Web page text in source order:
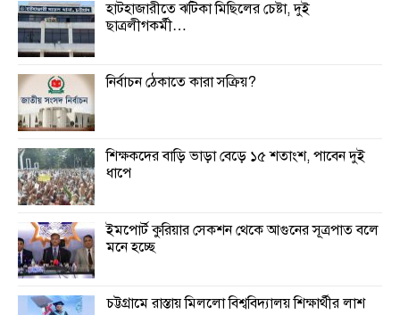
হাটহাজারীতে ঝটিকা মিছিলের চেষ্টা, দুই
ছাত্রলীগকর্মী…
নির্বাচন ঠেকাতে কারা সক্রিয়?
শিক্ষকদের বাড়ি ভাড়া বেড়ে ১৫ শতাংশ, পাবেন দুই
ধাপে
ইমপোর্ট কুরিয়ার সেকশন থেকে আগুনের সূত্রপাত বলে
মনে হচ্ছে
চট্টগ্রামে রাস্তায় মিললো বিশ্ববিদ্যালয় শিক্ষার্থীর লাশ